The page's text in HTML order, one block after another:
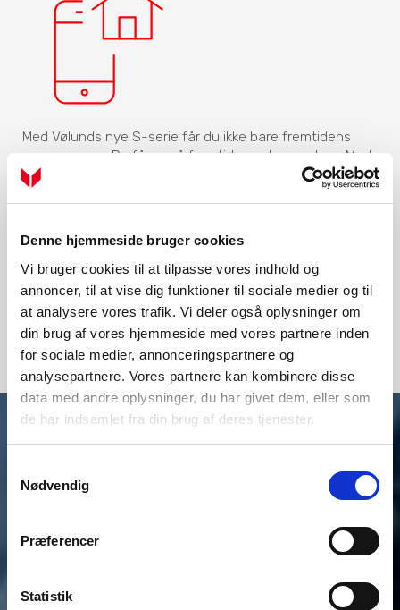
Denne hjemmeside bruger cookies
Vi bruger cookies til at tilpasse vores indhold og
annoncer, til at vise dig funktioner til sociale medier og til
at analysere vores trafik. Vi deler også oplysninger om
din brug af vores hjemmeside med vores partnere inden
for sociale medier, annonceringspartnere og
analysepartnere. Vores partnere kan kombinere disse
data med andre oplysninger, du har givet dem, eller som
de har indsamlet fra din brug af deres tjenester.
Nødvendig
Præferencer
Statistik
Med Vølunds nye S-serie får du ikke bare fremtidens
varmepumpe. Du får også fremtidens styresystem. Med
app’en myUplink kan du styre din varmepumpe via din
smartphone eller tablet. Det giver dig mere frihed til at
Vil du vide mere om fordelene ved Smart Home-
teknologi?
Læs om vores S-serie her:
Hvorfor vælge Smart Home-teknologi?